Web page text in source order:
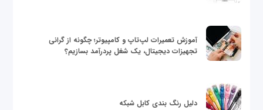
آموزش تعمیرات لپ‌تاپ و کامپیوتر؛ چگونه از گرانی
تجهیزات دیجیتال، یک شغل پردرآمد بسازیم؟
دلیل رنگ بندی کابل شبکه